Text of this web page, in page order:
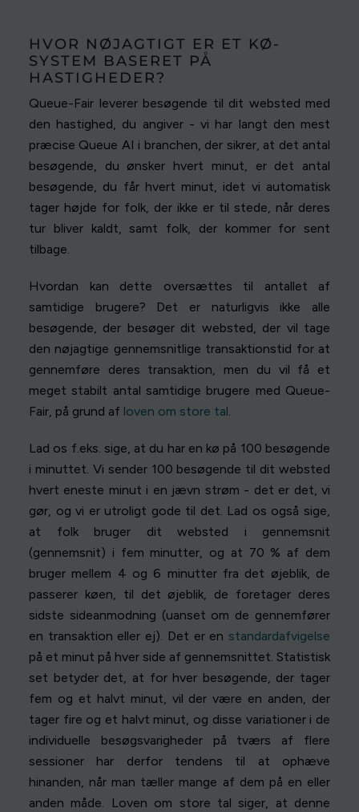
HVOR NØJAGTIGT ER ET KØ-
SYSTEM BASERET PÅ
HASTIGHEDER?
Queue-Fair leverer besøgende til dit websted med
den hastighed, du angiver - vi har langt den mest
præcise Queue AI i branchen, der sikrer, at det antal
besøgende, du ønsker hvert minut, er det antal
besøgende, du får hvert minut, idet vi automatisk
tager højde for folk, der ikke er til stede, når deres
tur bliver kaldt, samt folk, der kommer for sent
tilbage.
Hvordan kan dette oversættes til antallet af
samtidige brugere? Det er naturligvis ikke alle
besøgende, der besøger dit websted, der vil tage
den nøjagtige gennemsnitlige transaktionstid for at
gennemføre deres transaktion, men du vil få et
meget stabilt antal samtidige brugere med Queue-
Fair, på grund af loven om store tal.
Lad os f.eks. sige, at du har en kø på 100 besøgende
i minuttet. Vi sender 100 besøgende til dit websted
hvert eneste minut i en jævn strøm - det er det, vi
gør, og vi er utroligt gode til det. Lad os også sige,
at folk bruger dit websted i gennemsnit
(gennemsnit) i fem minutter, og at 70 % af dem
bruger mellem 4 og 6 minutter fra det øjeblik, de
passerer køen, til det øjeblik, de foretager deres
sidste sideanmodning (uanset om de gennemfører
en transaktion eller ej). Det er en standardafvigelse
på et minut på hver side af gennemsnittet. Statistisk
set betyder det, at for hver besøgende, der tager
fem og et halvt minut, vil der være en anden, der
tager fire og et halvt minut, og disse variationer i de
individuelle besøgsvarigheder på tværs af flere
sessioner har derfor tendens til at ophæve
hinanden, når man tæller mange af dem på en eller
anden måde. Loven om store tal siger, at denne